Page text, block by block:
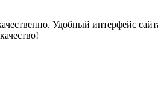
Удобный интерфейс